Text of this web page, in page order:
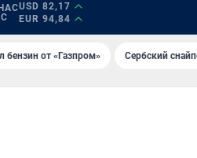
USD 82,17
EUR 94,84
бензин от «Газпром» Сербский